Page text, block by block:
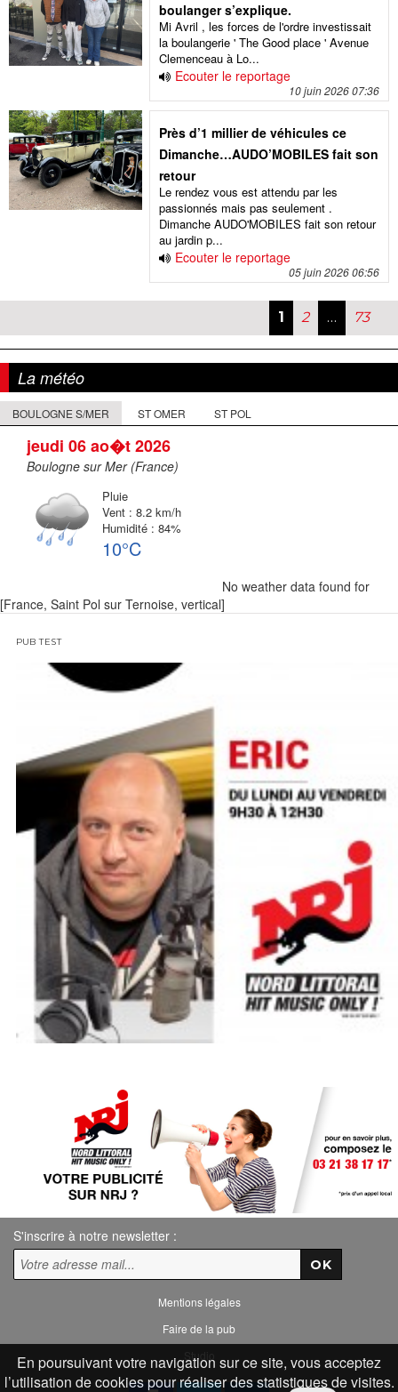
boulanger s’explique.
Mi Avril , les forces de l'ordre investissait
la boulangerie ' The Good place ' Avenue
Clemenceau à Lo...
Ecouter le reportage
10 juin 2026 07:36
Près d’1 millier de véhicules ce
Dimanche…AUDO’MOBILES fait son
retour
Le rendez vous est attendu par les
passionnés mais pas seulement .
Dimanche AUDO'MOBILES fait son retour
au jardin p...
Ecouter le reportage
05 juin 2026 06:56
Navigation
des
articles
1 PAGE
2 … 73
La météo
BOULOGNE S/MER ST OMER ST POL
jeudi 06 ao�t 2026
Boulogne sur Mer (France)
Pluie
Vent : 8.2 km/h
Humidité : 84%
10°C
No weather data found for
[France, Saint Pol sur Ternoise, vertical]
PUB TEST
S'inscrire à notre newsletter :
Mentions légales
Faire de la pub
Studio
En poursuivant votre navigation sur ce site, vous acceptez
l’utilisation de cookies pour réaliser des statistiques de visites.